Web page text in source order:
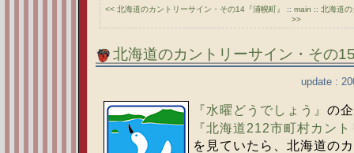
<< 北海道のカントリーサイン・その14『浦幌町』 :: main :: 北海道
>>
北海道のカントリーサイン・その
update :
『水曜どうでしょう』 の
『北海道212市町村カン
を見ていたら、北海道の